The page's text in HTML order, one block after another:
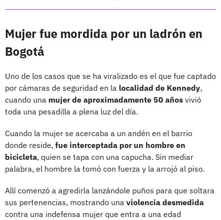
Mujer fue mordida por un ladrón en
Bogotá
Uno de los casos que se ha viralizado es el que fue captado
por cámaras de seguridad en la localidad de Kennedy,
cuando una mujer de aproximadamente 50 años vivió
toda una pesadilla a plena luz del día.
Cuando la mujer se acercaba a un andén en el barrio
donde reside, fue interceptada por un hombre en
bicicleta, quien se tapa con una capucha. Sin mediar
palabra, el hombre la tomó con fuerza y la arrojó al piso.
Allí comenzó a agredirla lanzándole puños para que soltara
sus pertenencias, mostrando una violencia desmedida
contra una indefensa mujer que entra a una edad